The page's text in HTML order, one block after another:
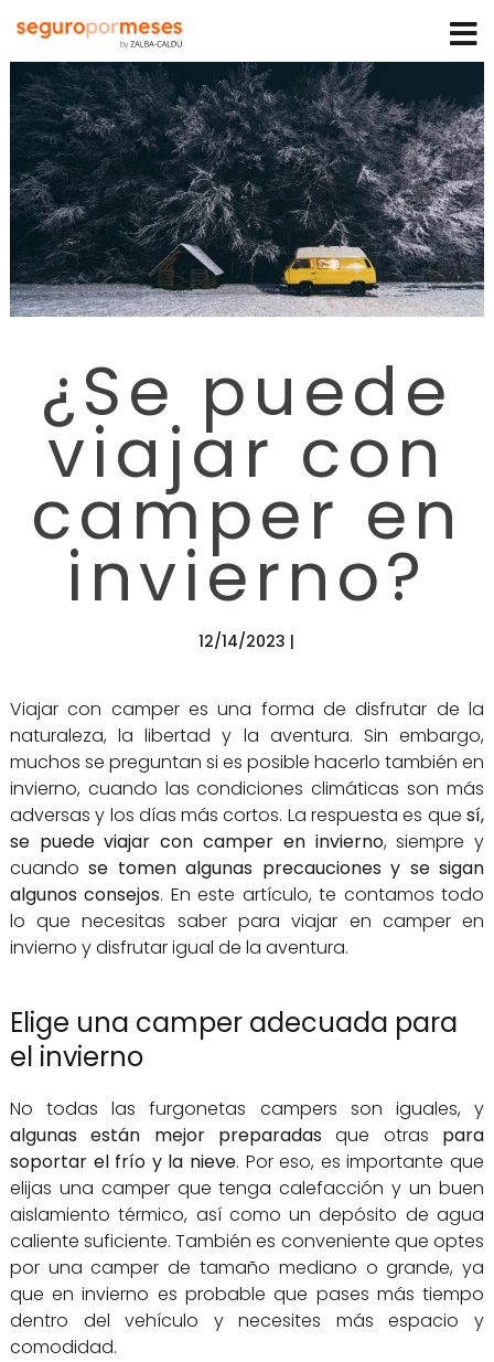
¿Se puede
viajar con
camper en
invierno?
12/14/2023 |
Viajar con camper es una forma de disfrutar de la
naturaleza, la libertad y la aventura. Sin embargo,
muchos se preguntan si es posible hacerlo también en
invierno, cuando las condiciones climáticas son más
adversas y los días más cortos. La respuesta es quesí,
se puede viajar con camper en invierno, siempre y
cuandose tomen algunas precauciones y se sigan
algunos consejos. En este artículo, te contamos todo
lo que necesitas saber para viajar en camper en
invierno y disfrutar igual de la aventura.
Elige una camper adecuada para
el invierno
No todas las furgonetas campers son iguales, y
algunas están mejor preparadas que otras para
soportar el frío y la nieve. Por eso, es importante que
elijas una camper que tenga calefacción y un buen
aislamiento térmico, así como un depósito de agua
caliente suficiente. También es conveniente que optes
por una camper de tamaño mediano o grande, ya
que en invierno es probable que pases más tiempo
dentro del vehículo y necesites más espacio y
comodidad.